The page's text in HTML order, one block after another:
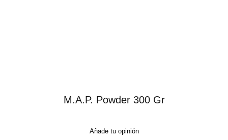
M.A.P. Powder 300 Gr
Añade tu opinión